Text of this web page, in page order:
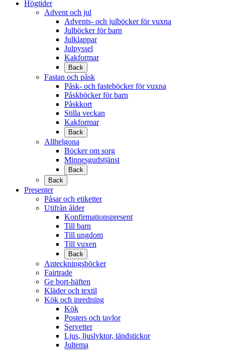
Högtider
Advent och jul
Advents- och julböcker för vuxna
Julböcker för barn
Julklappar
Julpyssel
Kakformar
Back
Fastan och påsk
Påsk- och fasteböcker för vuxna
Påskböcker för barn
Påskkort
Stilla veckan
Kakformar
Back
Allhelgona
Böcker om sorg
Minnesgudstjänst
Back
Back
Presenter
Påsar och etiketter
Utifrån ålder
Konfirmationspresent
Till barn
Till ungdom
Till vuxen
Back
Anteckningsböcker
Fairtrade
Ge bort-häften
Kläder och textil
Kök och inredning
Kök
Posters och tavlor
Servetter
Ljus, ljuslyktor, tändstickor
Jultema